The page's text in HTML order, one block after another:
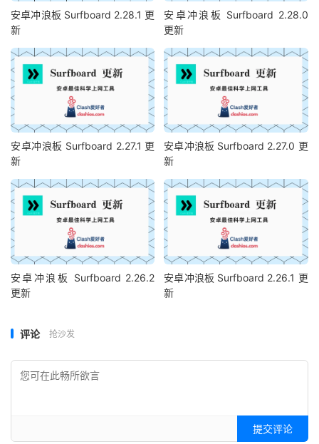
安卓冲浪板 Surfboard 2.28.1 更
新
安卓冲浪板 Surfboard 2.28.0
更新
安卓冲浪板 Surfboard 2.27.1 更
新
安卓冲浪板 Surfboard 2.27.0 更
新
安卓冲浪板 Surfboard 2.26.2
更新
安卓冲浪板 Surfboard 2.26.1 更
新
评论 抢沙发
提交评论